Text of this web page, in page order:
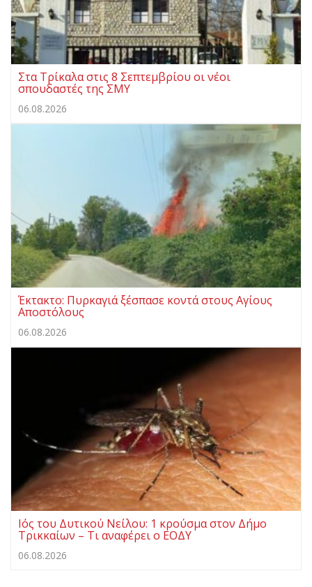
Στα Τρίκαλα στις 8 Σεπτεμβρίου οι νέοι
σπουδαστές της ΣΜΥ
06.08.2026
Έκτακτο: Πυρκαγιά ξέσπασε κοντά στους Αγίους
Αποστόλους
06.08.2026
Ιός του Δυτικού Νείλου: 1 κρούσμα στον Δήμο
Τρικκαίων – Τι αναφέρει ο ΕΟΔΥ
06.08.2026